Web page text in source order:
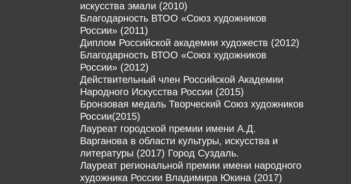
искусства эмали (2010)
Благодарность ВТОО «Союз художников
России» (2011)
Диплом Российской академии художеств (2012)
Благодарность ВТОО «Союз художников
России» (2012)
Действительный член Российской Академии
Народного Искусства России (2015)
Бронзовая медаль Творческий Союз художников
России(2015)
Лауреат городской премии имени А.Д.
Варганова в области культуры, искусства и
литературы (2017) Город Суздаль.
Лауреат региональной премии имени народного
художника России Владимира Юкина (2017)